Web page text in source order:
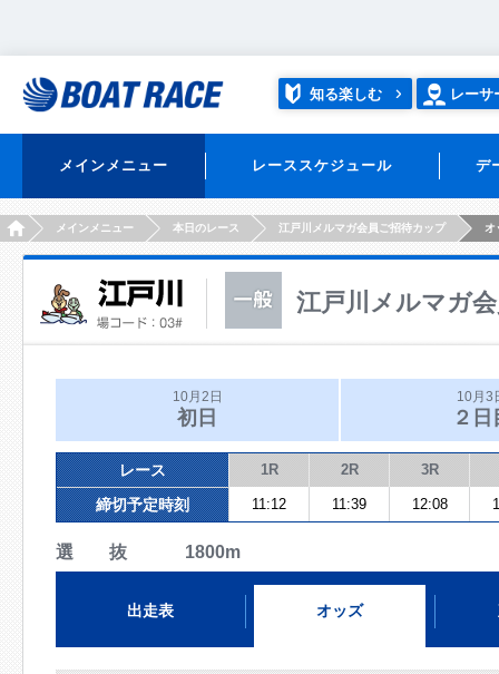
知る楽しむ レーサ
メインメニュー レーススケジュール デ
HOMEメインメニュー 本日のレース 江戸川メルマガ会員ご招待カップ オ
江戸川メルマガ
10月2日
初日
10月3
２日
レース 1R 2R 3R
締切予定時刻 11:12 11:39 12:08
選 抜 1800m
出走表 オッズ